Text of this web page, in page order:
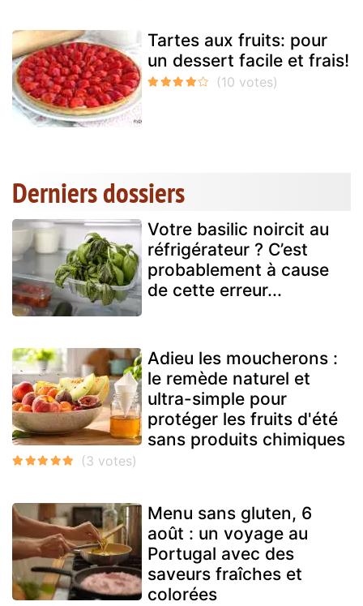
Tartes aux fruits: pour
un dessert facile et frais!
Derniers dossiers
Votre basilic noircit au
réfrigérateur ? C’est
probablement à cause
de cette erreur...
Adieu les moucherons :
le remède naturel et
ultra-simple pour
protéger les fruits d'été
sans produits chimiques
Menu sans gluten, 6
août : un voyage au
Portugal avec des
saveurs fraîches et
colorées